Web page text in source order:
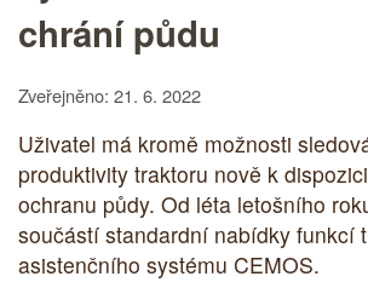
chrání půdu
Zveřejněno: 21. 6. 2022
Uživatel má kromě možnosti
produktivity traktoru nově k
ochranu půdy. Od léta letošního
součástí standardní nabídky funkcí
asistenčního systému CEMOS.